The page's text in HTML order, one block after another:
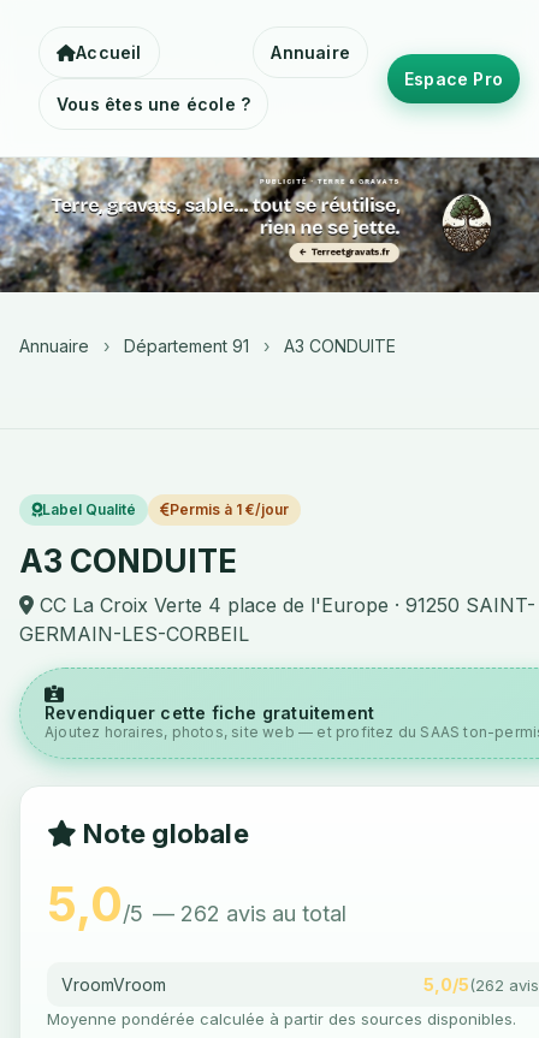
Accueil Annuaire
Vous êtes une école ?
Espace Pro
Annuaire › Département 91 › A3 CONDUITE
Label Qualité Permis à 1 €/jour
A3 CONDUITE
CC La Croix Verte 4 place de l'Europe · 91250 SAINT-
GERMAIN-LES-CORBEIL
Revendiquer cette fiche gratuitement
Ajoutez horaires, photos, site web — et profitez du SAAS ton-
Note globale
5,0/5 — 262 avis au total
VroomVroom 5,0/5(262
Moyenne pondérée calculée à partir des sources disponibles.